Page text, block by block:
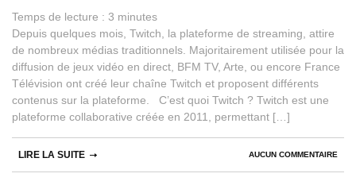
Temps de lecture : 3 minutes
Depuis quelques mois, Twitch, la plateforme de streaming, attire
de nombreux médias traditionnels. Majoritairement utilisée pour la
diffusion de jeux vidéo en direct, BFM TV, Arte, ou encore France
Télévision ont créé leur chaîne Twitch et proposent différents
contenus sur la plateforme. C’est quoi Twitch ? Twitch est une
plateforme collaborative créée en 2011, permettant […]
AUCUN COMMENTAIRE
LIRE LA SUITE